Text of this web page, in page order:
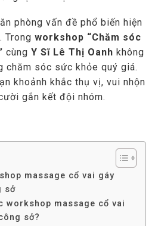
phòng vấn đề phổ biến hiện
Trong workshop “Chăm sóc
cùng Y Sĩ Lê Thị Oanh không
chăm sóc sức khỏe quý giá.
khoảnh khắc thụ vị, vui nhộn
gắn kết đội nhóm.
massage cổ vai gáy
sở
workshop massage cổ vai
sở?